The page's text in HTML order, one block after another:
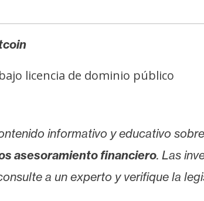
licencia de dominio público
informativo y educativo
asesoramiento financiero. Las
a un experto y verifique la